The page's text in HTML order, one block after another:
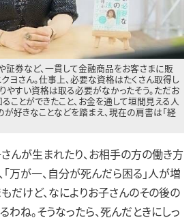
証券など、一貫して金融商品をお客さまに販
ヨさん。仕事上、必要な資格はたくさん取得し
やすい資格は取る必要がなかったそう。ただお
ことができたこと、お金を通して垣間見える人
好きなことなどを踏まえ、現在の肩書は「経
んが生まれたり、お相手の方の働き方
万が一、自分が死んだら困る」人が増
だけど、なによりお子さんのその後の
ね。そうなったら、死んだときにしっ